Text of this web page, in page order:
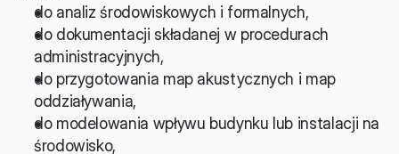
do analiz środowiskowych i formalnych,
do dokumentacji składanej w procedurach
administracyjnych,
do przygotowania map akustycznych i map
oddziaływania,
do modelowania wpływu budynku lub instalacji na
środowisko,